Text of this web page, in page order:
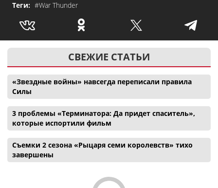
Теги: #War Thunder
СВЕЖИЕ СТАТЬИ
«Звездные войны» навсегда переписали правила
Силы
3 проблемы «Терминатора: Да придет спаситель»,
которые испортили фильм
Съемки 2 сезона «Рыцаря семи королевств» тихо
завершены